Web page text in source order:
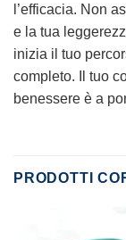
l’efficacia. Non
e la tua
inizia il tuo
completo. Il tuo
benessere è a
PRODOTTI